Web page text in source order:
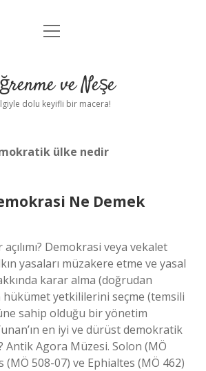
Anasayfa
Yasal Uyarı
menüyü
ve Neşe
dolu keyifli bir macera!
ülke nedir
Ne Demek
Demokrasi veya vekalet
yasaları müzakere etme ve yasal
karar alma (doğrudan
hükümet yetkililerini seçme (temsili
sahip olduğu bir yönetim
en iyi ve dürüst demokratik
Antik Agora Müzesi. Solon (MÖ
(MÖ 508-07) ve Ephialtes (MÖ 462)